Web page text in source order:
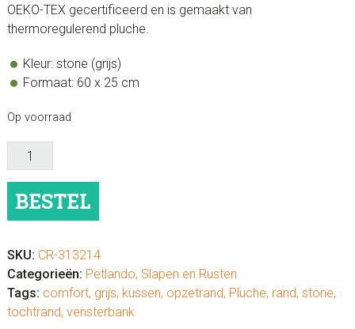
OEKO-TEX gecertificeerd en is gemaakt van
thermoregulerend pluche.
Kleur: stone (grijs)
Formaat: 60 x 25 cm
Op voorraad
Kussen
voor
de
vensterbank
rand
-
kleur
stone
BESTEL
SKU: CR-313214
Categorieën: Petlando, Slapen en Rusten
Tags: comfort, grijs, kussen, opzetrand, Pluche, rand, stone,
tochtrand, vensterbank